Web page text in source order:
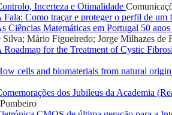
Incerteza e Otimalidade
Fala: Como traçar e proteger o perfil de um
Ciências Matemáticas em Portugal 50
Mário Figueiredo; Jorge Milhazes de
Roadmap for the Treatment of Cystic
cells and biomaterials from natural
dos Jubileus da Academia